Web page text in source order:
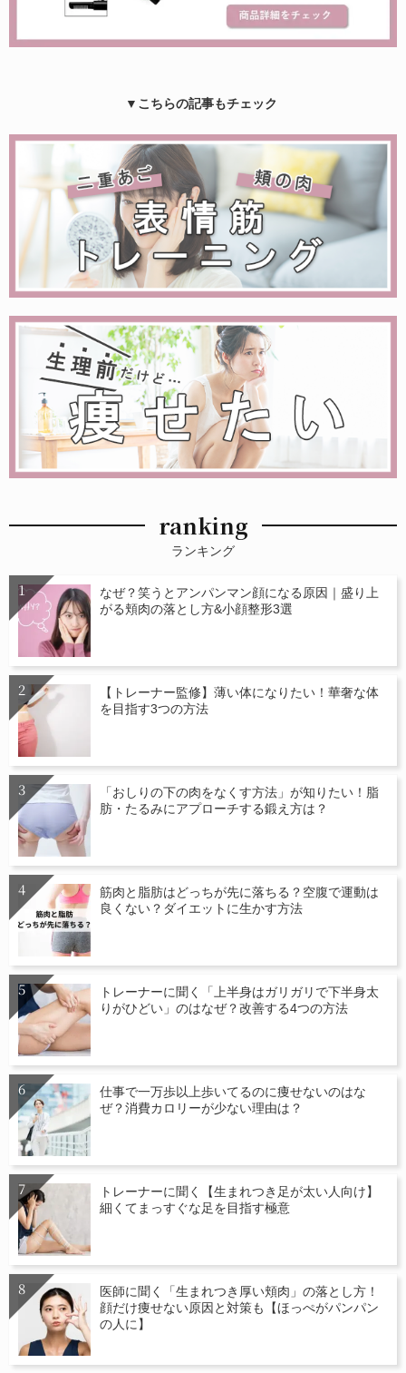
▼こちらの記事もチェック
ranking
ランキング
なぜ？笑うとアンパンマン顔になる原因｜盛り上
がる頬肉の落とし方&小顔整形3選
【トレーナー監修】薄い体になりたい！華奢な体
を目指す3つの方法
「おしりの下の肉をなくす方法」が知りたい！脂
肪・たるみにアプローチする鍛え方は？
筋肉と脂肪はどっちが先に落ちる？空腹で運動は
良くない？ダイエットに生かす方法
トレーナーに聞く「上半身はガリガリで下半身太
りがひどい」のはなぜ？改善する4つの方法
仕事で一万歩以上歩いてるのに痩せないのはな
ぜ？消費カロリーが少ない理由は？
トレーナーに聞く【生まれつき足が太い人向け】
細くてまっすぐな足を目指す極意
医師に聞く「生まれつき厚い頬肉」の落とし方！
顔だけ痩せない原因と対策も【ほっぺがパンパン
の人に】